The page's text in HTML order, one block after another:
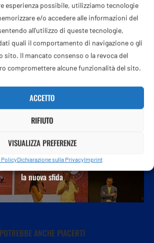
esperienza possibile, utilizziamo tecnologie
e/o accedere alle informazioni del
all'utilizzo di queste tecnologie,
quali il comportamento di navigazione o gli
sito. Il mancato consenso o la revoca del
compromettere alcune funzionalità del sito.
ACCETTO
RIFIUTO
VISUALIZZA PREFERENZE
PolicyDichiarazione sulla PrivacyImprint
POST PRECEDENTE
del pancreas: Cremolini (Aiom),
la sopravvivenza e apre una nuova
tra calcio e tennis: il Roland-Garros
la nuova sfida
POTREBBE ANCHE PIACERTI